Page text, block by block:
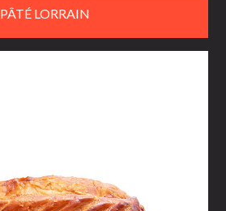
PÂTÉ LORRAIN